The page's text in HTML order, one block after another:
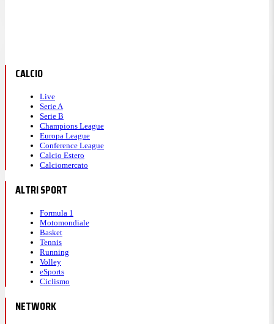
CALCIO
Live
Serie A
Serie B
Champions League
Europa League
Conference League
Calcio Estero
Calciomercato
ALTRI SPORT
Formula 1
Motomondiale
Basket
Tennis
Running
Volley
eSports
Ciclismo
NETWORK